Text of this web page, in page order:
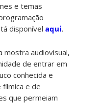
e temas
disponívelaqui.
mostra audiovisual,
de entrar em
conhecida e
e de
que permeiam